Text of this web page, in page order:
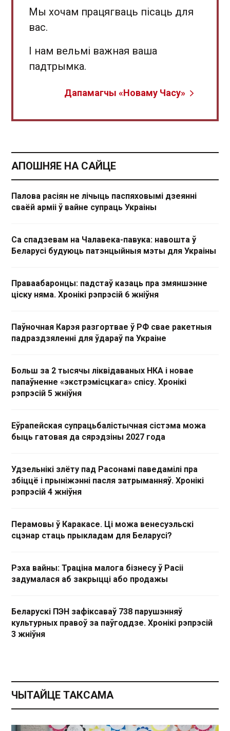
Мы хочам працягваць пісаць для
вас.
І нам вельмі важная ваша
падтрымка.
Дапамагчы «Новаму Часу»
АПОШНЯЕ НА САЙЦЕ
Палова расіян не лічыць паспяховымі дзеянні
сваёй арміі ў вайне супраць Украіны
Са спадзевам на Чалавека-павука: навошта ў
Беларусі будуюць патэнцыйныя мэты для Украіны
Праваабаронцы: падстаў казаць пра змяншэнне
ціску няма. Хронікі рэпрэсій 6 жніўня
Паўночная Карэя разгортвае ў РФ свае ракетныя
падраздзяленні для ўдараў па Украіне
Больш за 2 тысячы ліквідаваных НКА і новае
папаўненне «экстрэмісцкага» спісу. Хронікі
рэпрэсій 5 жніўня
Еўрапейская супрацьбалістычная сістэма можа
быць гатовая да сярэдзіны 2027 года
Удзельнікі злёту пад Расонамі паведамілі пра
збіццё і прыніжэнні пасля затрыманняў. Хронікі
рэпрэсій 4 жніўня
Перамовы ў Каракасе. Ці можа венесуэльскі
сцэнар стаць прыкладам для Беларусі?
Рэха вайны: Траціна малога бізнесу ў Расіі
задумалася аб закрыцці або продажы
Беларускі ПЭН зафіксаваў 738 парушэнняў
культурных правоў за паўгоддзе. Хронікі рэпрэсій
3 жніўня
ЧЫТАЙЦЕ ТАКСАМА